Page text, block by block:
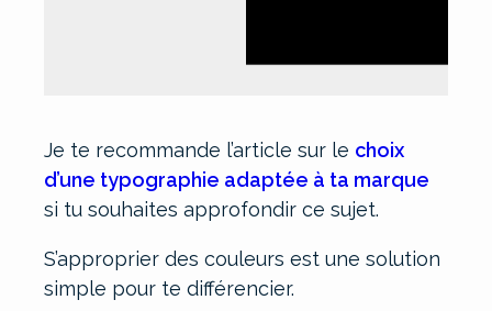
Je te recommande l’article sur le choix
d’une typographie adaptée à ta marque
si tu souhaites approfondir ce sujet.
S’approprier des couleurs est une solution
simple pour te différencier.